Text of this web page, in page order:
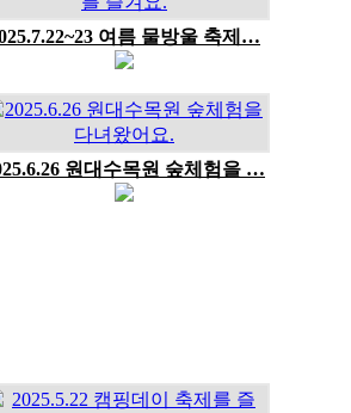
여름 물방울 축제…
원대수목원 숲체험을 …